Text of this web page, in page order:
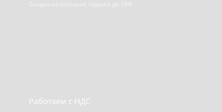
Скидка на большие тиражи до 70%
Работаем с НДС